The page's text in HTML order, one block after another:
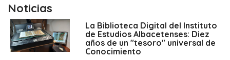
Noticias
La Biblioteca Digital del Instituto
de Estudios Albacetenses: Diez
años de un "tesoro" universal de
Conocimiento